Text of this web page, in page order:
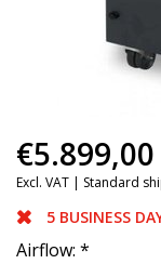
€5.899,00
Excl. VAT | Standard
5 BUSINESS
Airflow: *